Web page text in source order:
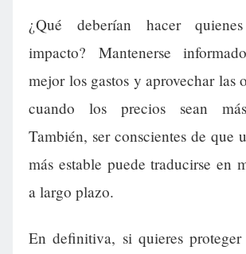
¿Qué deberían hacer
impacto? Mantenerse
mejor los gastos y aprovechar las
cuando los precios sean
También, ser conscientes de que
más estable puede traducirse en
a largo plazo.
En definitiva, si quieres